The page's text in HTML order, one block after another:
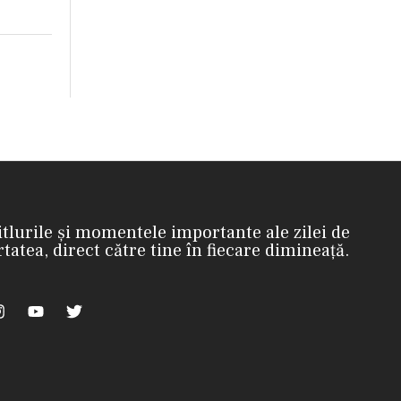
și momentele importante ale zilei de
direct către tine în fiecare dimineață.